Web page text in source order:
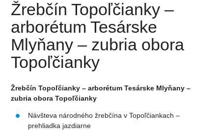
Žrebčín Topoľčianky –
arborétum Tesárske
Mlyňany – zubria obora
Topoľčianky
Žrebčín Topoľčianky – arborétum Tesárske Mlyňany –
zubria obora Topoľčianky
Návšteva národného žrebčína v Topoľčiankach –
prehliadka jazdiarne